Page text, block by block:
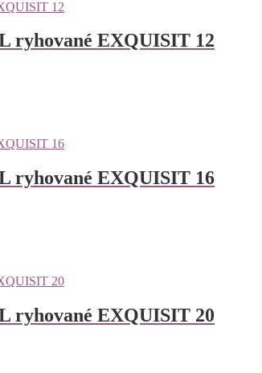
ryhované EXQUISIT 12
ryhované EXQUISIT 16
ryhované EXQUISIT 20